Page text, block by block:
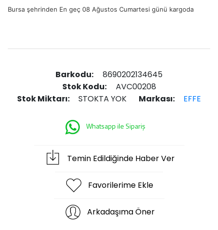
Bursa şehrinden En geç 08 Ağustos Cumartesi günü kargoda
Barkodu:
8690202134645
Stok Kodu:
AVC00208
Stok Miktarı:
STOKTA YOK Markası: EFFE
Whatsapp ile Sipariş
Temin Edildiğinde Haber Ver
Favorilerime Ekle
Arkadaşıma Öner